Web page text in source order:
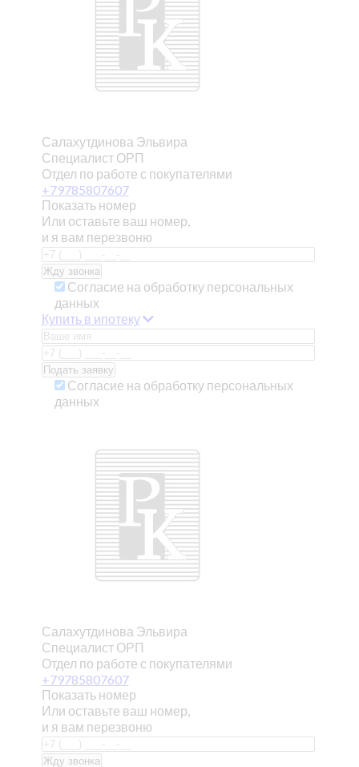
Салахутдинова Эльвира
Специалист ОРП
Отдел по работе с покупателями
+79785807607
Показать номер
Или оставьте ваш номер,
и я вам перезвоню
Согласие на обработку персональных
данных
Купить в ипотеку
Согласие на обработку персональных
данных
Салахутдинова Эльвира
Специалист ОРП
Отдел по работе с покупателями
+79785807607
Показать номер
Или оставьте ваш номер,
и я вам перезвоню